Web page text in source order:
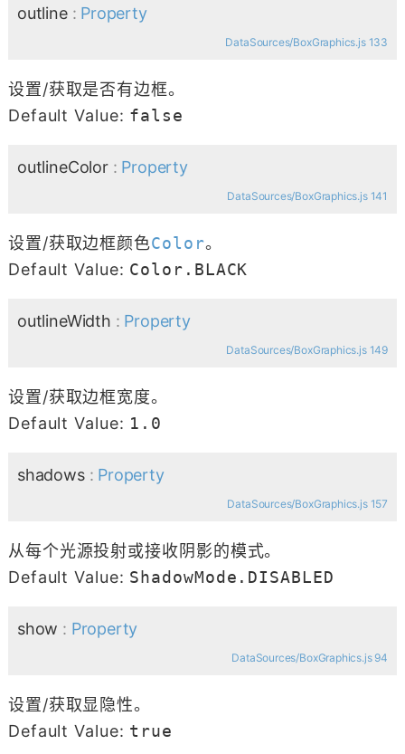
outline: Property
DataSources/BoxGraphics.js 133
设置/获取是否有边框。
Default Value: false
outlineColor: Property
DataSources/BoxGraphics.js 141
设置/获取边框颜色Color。
Default Value: Color.BLACK
outlineWidth : Property
DataSources/BoxGraphics.js 149
设置/获取边框宽度。
Default Value: 1.0
shadows: Property
DataSources/BoxGraphics.js 157
从每个光源投射或接收阴影的模式。
Default Value: ShadowMode.DISABLED
show : Property
DataSources/BoxGraphics.js 94
设置/获取显隐性。
Default Value: true